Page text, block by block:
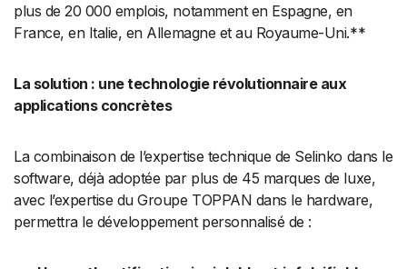
plus de 20 000 emplois, notamment en Espagne, en
France, en Italie, en Allemagne et au Royaume-Uni.**
La solution : une technologie révolutionnaire aux
applications concrètes
La combinaison de l’expertise technique de Selinko dans le
software, déjà adoptée par plus de 45 marques de luxe,
avec l’expertise du Groupe TOPPAN dans le hardware,
permettra le développement personnalisé de :